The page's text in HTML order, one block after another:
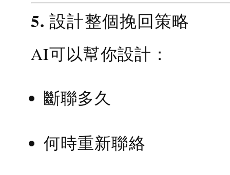
5. 設計整個挽回策略
AI可以幫你設計：
斷聯多久
何時重新聯絡